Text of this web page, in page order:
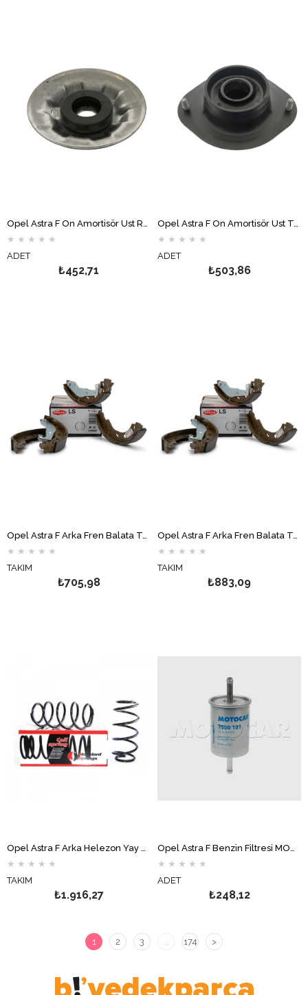
★ ★ ★ ★ ★
ADET
₺452,71
★ ★ ★ ★ ★
ADET
₺503,86
Opel Astra F Arka Fren Balata Takımı Papuç (İnce Tip) DELPHİ
★ ★ ★ ★ ★
TAKIM
₺705,98
Opel Astra F Arka Fren Balata Takımı Papuç (Kalın Tip) DELPHİ
★ ★ ★ ★ ★
TAKIM
₺883,09
★ ★ ★ ★ ★
TAKIM
₺1.916,27
★ ★ ★ ★ ★
ADET
₺248,12
1 2 3 174 >